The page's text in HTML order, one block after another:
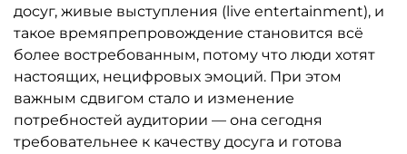
досуг, живые выступления (live entertainment), и
такое времяпрепровождение становится всё
более востребованным, потому что люди хотят
настоящих, нецифровых эмоций. При этом
важным сдвигом стало и изменение
потребностей аудитории — она сегодня
требовательнее к качеству досуга и готова